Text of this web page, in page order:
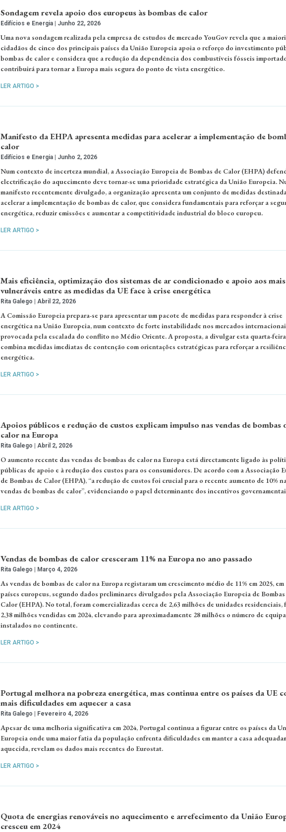
Sondagem revela apoio dos europeus às bombas de calor
Edifícios e Energia Junho 22, 2026
Uma nova sondagem realizada pela empresa de estudos de mercado YouGov revela que a
cidadãos de cinco dos principais países da União Europeia apoia o reforço do investimento
bombas de calor e considera que a redução da dependência dos combustíveis fósseis
contribuirá para tornar a Europa mais segura do ponto de vista energético.
LER ARTIGO >
Manifesto da EHPA apresenta medidas para acelerar a implementação de
calor
Edifícios e Energia Junho 2, 2026
Num contexto de incerteza mundial, a Associação Europeia de Bombas de Calor (EHPA)
electrificação do aquecimento deve tornar-se uma prioridade estratégica da União Europeia.
manifesto recentemente divulgado, a organização apresenta um conjunto de medidas
acelerar a implementação de bombas de calor, que considera fundamentais para reforçar a
energética, reduzir emissões e aumentar a competitividade industrial do bloco europeu.
LER ARTIGO >
Mais eficiência, optimização dos sistemas de ar condicionado e apoio aos mais
vulneráveis entre as medidas da UE face à crise energética
Rita Galego Abril 22, 2026
A Comissão Europeia prepara-se para apresentar um pacote de medidas para responder à crise
energética na União Europeia, num contexto de forte instabilidade nos mercados
provocada pela escalada do conflito no Médio Oriente. A proposta, a divulgar esta quarta-
combina medidas imediatas de contenção com orientações estratégicas para reforçar a
energética.
LER ARTIGO >
Apoios públicos e redução de custos explicam impulso nas vendas de bombas
calor na Europa
Rita Galego Abril 2, 2026
O aumento recente das vendas de bombas de calor na Europa está directamente ligado às
públicas de apoio e à redução dos custos para os consumidores. De acordo com a Associação
de Bombas de Calor (EHPA), “a redução de custos foi crucial para o recente aumento de 10%
vendas de bombas de calor”, evidenciando o papel determinante dos incentivos
LER ARTIGO >
Vendas de bombas de calor cresceram 11% na Europa no ano passado
Rita Galego Março 4, 2026
As vendas de bombas de calor na Europa registaram um crescimento médio de 11% em 2025, em
países europeus, segundo dados preliminares divulgados pela Associação Europeia de Bombas
Calor (EHPA). No total, foram comercializadas cerca de 2,63 milhões de unidades residenciais,
2,38 milhões vendidas em 2024, elevando para aproximadamente 28 milhões o número de
instalados no continente.
LER ARTIGO >
Portugal melhora na pobreza energética, mas continua entre os países da UE
mais dificuldades em aquecer a casa
Rita Galego Fevereiro 4, 2026
Apesar de uma melhoria significativa em 2024, Portugal continua a figurar entre os países da
Europeia onde uma maior fatia da população enfrenta dificuldades em manter a casa
aquecida, revelam os dados mais recentes do Eurostat.
LER ARTIGO >
Quota de energias renováveis no aquecimento e arrefecimento da União
cresceu em 2024